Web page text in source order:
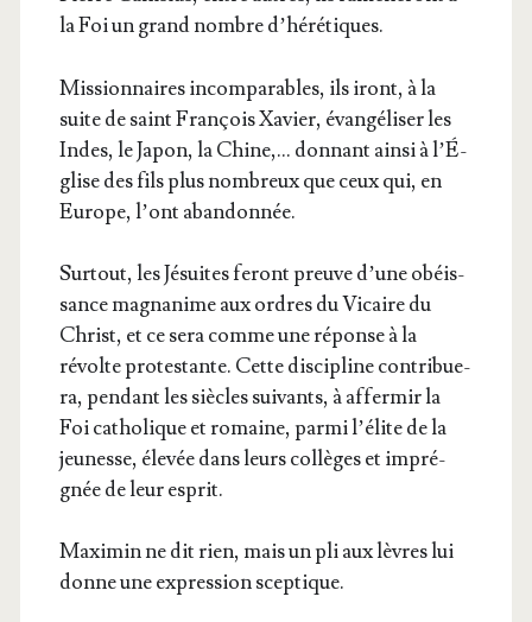
la Foi un grand nombre d’hérétiques.
Mis­sion­naires incom­pa­rables, ils iront, à la
suite de saint Fran­çois Xavier, évan­gé­li­ser les
Indes, le Japon, la Chine,… don­nant ain­si à l’É­
glise des fils plus nom­breux que ceux qui, en
Europe, l’ont abandonnée.
Sur­tout, les Jésuites feront preuve d’une obéis­
sance magna­nime aux ordres du Vicaire du
Christ, et ce sera comme une réponse à la
révolte pro­tes­tante. Cette dis­ci­pline contri­bue­
ra, pen­dant les siècles sui­vants, à affer­mir la
Foi catho­lique et romaine, par­mi l’é­lite de la
jeu­nesse, éle­vée dans leurs col­lèges et impré­
gnée de leur esprit.
Maxi­min ne dit rien, mais un pli aux lèvres lui
donne une expres­sion sceptique.